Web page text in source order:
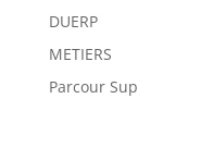
DUERP
METIERS
Parcour Sup